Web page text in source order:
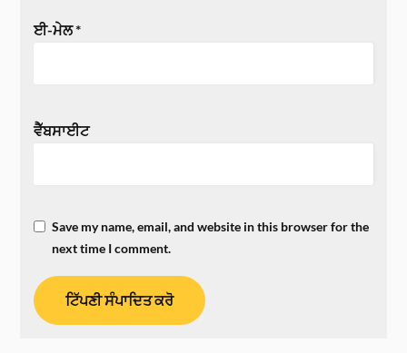
ਈ-ਮੇਲ*
ਵੈੱਬਸਾਈਟ
Save my name, email, and website in this browser for the
next time I comment.